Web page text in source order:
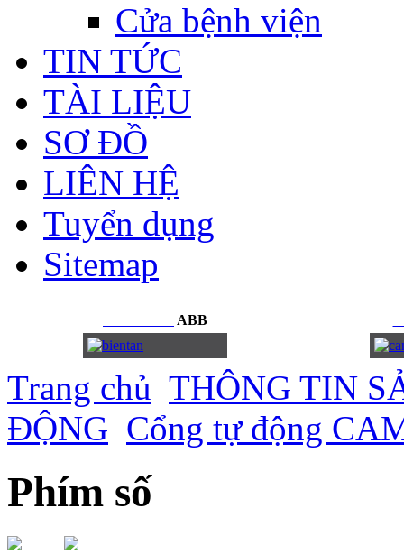
Cửa bệnh viện
TIN TỨC
TÀI LIỆU
SƠ ĐỒ
LIÊN HỆ
Tuyển dụng
Sitemap
ABB
Trang chủ THÔNG TIN
ĐỘNG Cổng tự động
Phím số